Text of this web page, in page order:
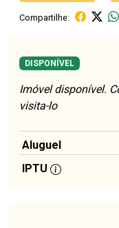
Compartilhe:
DISPONÍVEL
Imóvel disponível.
visita-lo
Aluguel
IPTU